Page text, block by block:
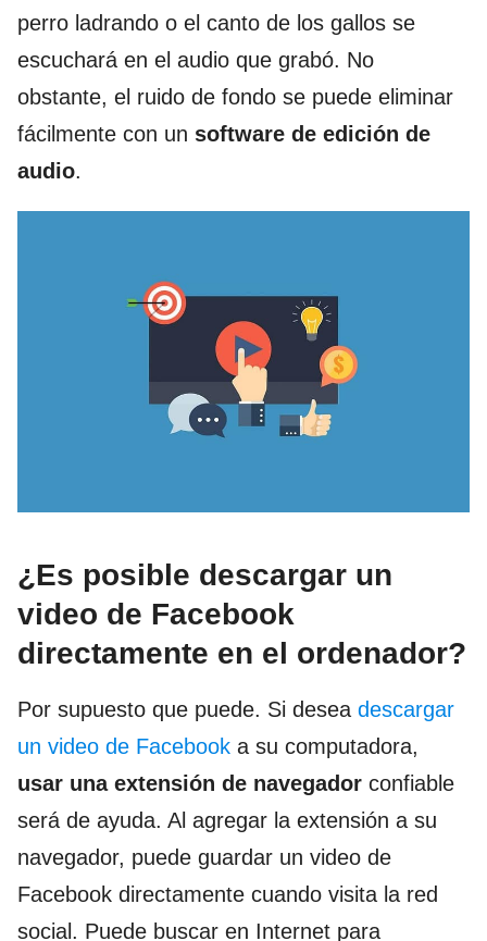
perro ladrando o el canto de los gallos se
escuchará en el audio que grabó. No
obstante, el ruido de fondo se puede eliminar
fácilmente con un software de edición de
audio.
¿Es posible descargar un
video de Facebook
directamente en el ordenador?
Por supuesto que puede. Si desea descargar
un video de Facebook a su computadora,
usar una extensión de navegador confiable
será de ayuda. Al agregar la extensión a su
navegador, puede guardar un video de
Facebook directamente cuando visita la red
social. Puede buscar en Internet para